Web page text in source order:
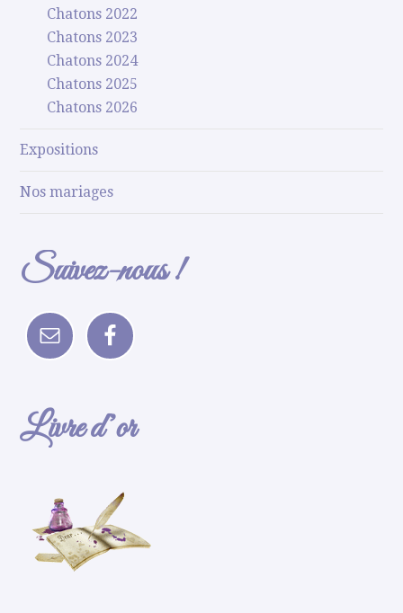
Chatons 2022
Chatons 2023
Chatons 2024
Chatons 2025
Chatons 2026
Expositions
Nos mariages
Suivez-nous !
Livre d’or